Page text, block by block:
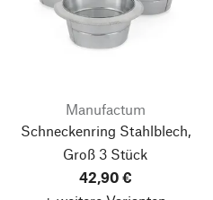
Manufactum
Schneckenring Stahlblech,
Groß 3 Stück
42,90 €